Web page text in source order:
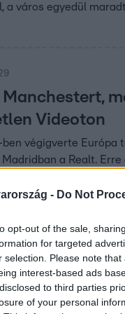
- Do Not
opt-out of the sale,
for targeted
selection. Please note
interest-based ads
to third parties
of your personal
a város egyedül
Manchestert,
Videoton
végigverte Európa
a Realt.
fizetés egy
van, hogy nem tudni,
szóvivője,